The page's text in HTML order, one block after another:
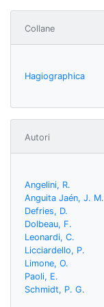
Collane
Hagiographica
Autori
Angelini, R.
Anguita Jaén, J. M.
Defries, D.
Dolbeau, F.
Leonardi, C.
Licciardello, P.
Limone, O.
Paoli, E.
Schmidt, P. G.